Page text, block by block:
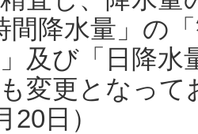
間降水量」の
及び「日降
変更となっ
20日）